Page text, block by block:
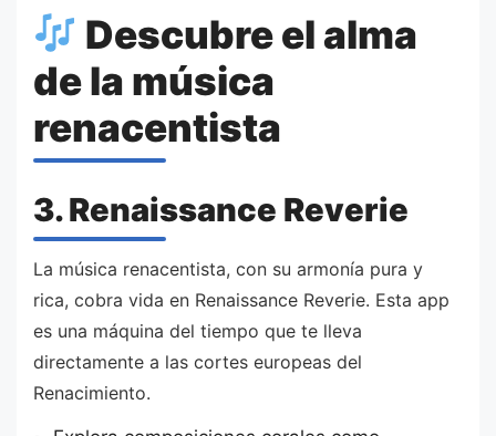
Descubre el alma
de la música
renacentista
3. Renaissance Reverie
La música renacentista, con su armonía pura y
rica, cobra vida en Renaissance Reverie. Esta app
es una máquina del tiempo que te lleva
directamente a las cortes europeas del
Renacimiento.